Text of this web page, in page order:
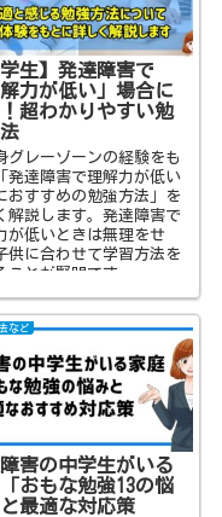
学生】発達障害で
解力が低い」場合に
超わかりやすい勉
グレーゾーンの経験をも
発達障害で理解力が低い
おすすめの勉強方法」を
解説します。発達障害で
が低いときは無理をせ
供に合わせて学習方法を
ことが賢明です。
など
害の中学生がいる
おもな勉強13の悩
最適な対応策